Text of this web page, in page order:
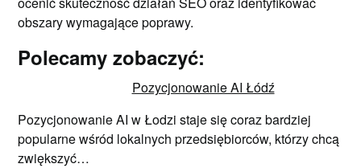
obszary wymagające poprawy.
Polecamy zobaczyć:
Pozycjonowanie AI Łódź
Pozycjonowanie AI w Łodzi staje się coraz bardziej
popularne wśród lokalnych przedsiębiorców, którzy chcą
zwiększyć…